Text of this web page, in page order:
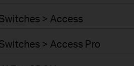
> Access
> Access Pro